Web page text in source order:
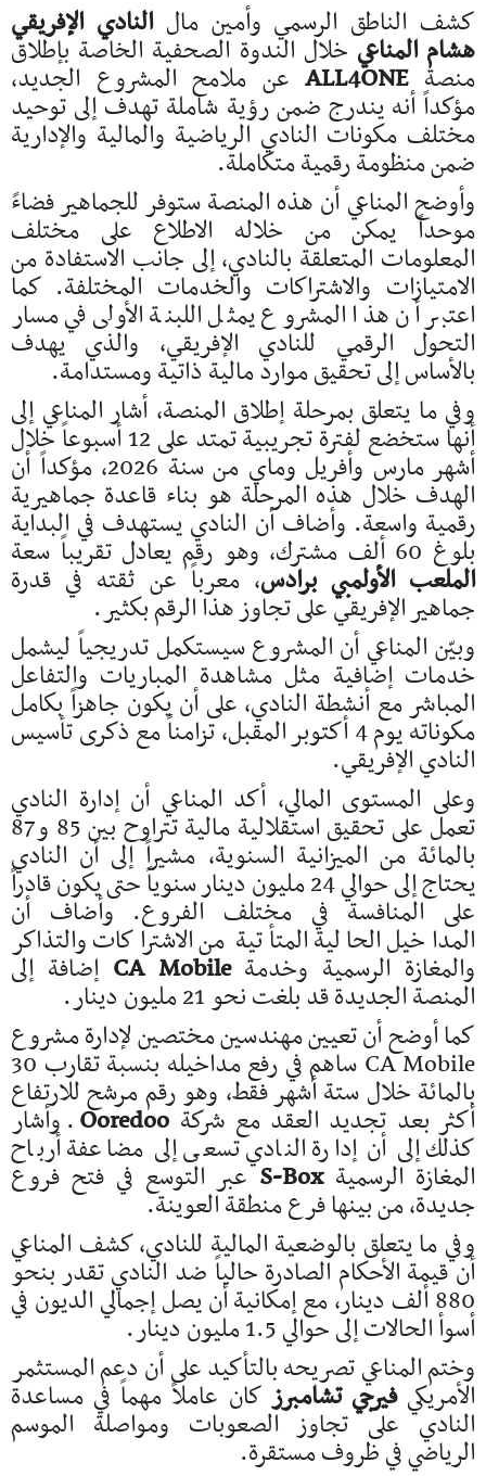
كشف الناطق الرسمي وأمين مالالنادي الإفريقي
هشام المناعي خلال الندوة الصحفية الخاصة بإطلاق
منصةALL4ONEعن ملامح المشروع الجديد،
مؤكداً أنه يندرج ضمن رؤية شاملة تهدف إلى توحيد
مختلف مكونات النادي الرياضية والمالية والإدارية
ضمن منظومة رقمية متكاملة.
وأوضح المناعي أن هذه المنصة ستوفر للجماهير فضاءً
موحداً يمكن من خلاله الاطلاع على مختلف
المعلومات المتعلقة بالنادي، إلى جانب الاستفادة من
الامتيازات والاشتراكات والخدمات المختلفة. كما
اعتبر أن هذا المشروع يمثل اللبنة الأولى في مسار
التحول الرقمي للنادي الإفريقي، والذي يهدف
بالأساس إلى تحقيق موارد مالية ذاتية ومستدامة.
وفي ما يتعلق بمرحلة إطلاق المنصة، أشار المناعي إلى
أنها ستخضع لفترة تجريبية تمتد على 12 أسبوعاً خلال
أشهر مارس وأفريل وماي من سنة 2026، مؤكداً أن
الهدف خلال هذه المرحلة هو بناء قاعدة جماهيرية
رقمية واسعة. وأضاف أن النادي يستهدف في البداية
بلوغ 60 ألف مشترك، وهو رقم يعادل تقريباً سعة
الملعب الأولمبي برادس، معرباً عن ثقته في قدرة
جماهير الإفريقي على تجاوز هذا الرقم بكثير.
وبيّن المناعي أن المشروع سيستكمل تدريجياً ليشمل
خدمات إضافية مثل مشاهدة المباريات والتفاعل
المباشر مع أنشطة النادي، على أن يكون جاهزاً بكامل
مكوناته يوم 4 أكتوبر المقبل، تزامناً مع ذكرى تأسيس
النادي الإفريقي.
وعلى المستوى المالي، أكد المناعي أن إدارة النادي
تعمل على تحقيق استقلالية مالية تتراوح بين 85 و87
بالمائة من الميزانية السنوية، مشيراً إلى أن النادي
يحتاج إلى حوالي 24 مليون دينار سنوياً حتى يكون قادراً
على المنافسة في مختلف الفروع. وأضاف أن
المداخيل الحالية المتأتية من الاشتراكات والتذاكر
والمغازة الرسمية وخدمةCA Mobile إضافة إلى
المنصة الجديدة قد بلغت نحو 21 مليون دينار.
كما أوضح أن تعيين مهندسين مختصين لإدارة مشروع
CA Mobile ساهم في رفع مداخيله بنسبة تقارب 30
بالمائة خلال ستة أشهر فقط، وهو رقم مرشح للارتفاع
أكثر بعد تجديد العقد مع شركة Ooredoo. وأشار
كذلك إلى أن إدارة النادي تسعى إلى مضاعفة أرباح
المغازة الرسميةS-Boxعبر التوسع في فتح فروع
جديدة، من بينها فرع منطقة العوينة.
وفي ما يتعلق بالوضعية المالية للنادي، كشف المناعي
أن قيمة الأحكام الصادرة حالياً ضد النادي تقدر بنحو
880 ألف دينار، مع إمكانية أن يصل إجمالي الديون في
أسوأ الحالات إلى حوالي 1.5 مليون دينار.
وختم المناعي تصريحه بالتأكيد على أن دعم المستثمر
الأمريكيفيرجي تشامبرز كان عاملاً مهماً في مساعدة
النادي على تجاوز الصعوبات ومواصلة الموسم
الرياضي في ظروف مستقرة.